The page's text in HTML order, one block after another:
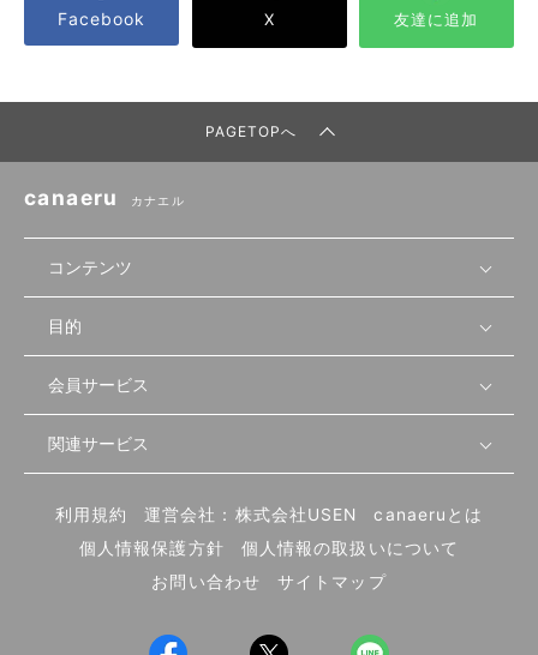
Facebook X 友達に追加
PAGETOPへ
canaeru カナエル
コンテンツ
無料開業相談
セミナー情報
セミナー動画
物件を探す
首都圏
北海道
先輩開業者の声
開業・経営に関する記事
編集ポリシー
業態別の開業方法
UIターン開業特集
目的
店舗運営
物件
内装・設備
食材・仕入れ
会員サービス
会員登録
ログイン
関連サービス
飲食店サクセスガイド（外部サイト）
利用規約 運営会社：株式会社USEN
canaeruとは
個人情報保護方針
個人情報の取扱いについて
お問い合わせ
サイトマップ